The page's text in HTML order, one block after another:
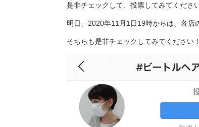
是非チェックして、投票してみてくださ
明日、2020年11月1日19時からは、各店
そちらも是非チェックしてみてください！